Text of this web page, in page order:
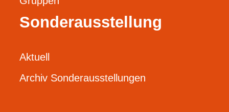
Sonderausstellung
Aktuell
Archiv Sonderausstellungen